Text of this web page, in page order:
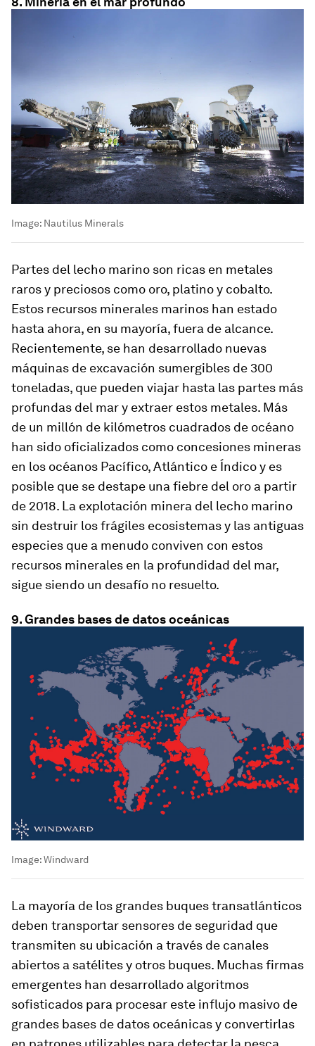
Image: Nautilus Minerals
Partes del lecho marino son ricas en metales
raros y preciosos como oro, platino y cobalto.
Estos recursos minerales marinos han estado
hasta ahora, en su mayoría, fuera de alcance.
Recientemente, se han desarrollado nuevas
máquinas de excavación sumergibles de 300
toneladas, que pueden viajar hasta las partes más
profundas del mar y extraer estos metales. Más
de un millón de kilómetros cuadrados de océano
han sido oficializados como concesiones mineras
en los océanos Pacífico, Atlántico e Índico y es
posible que se destape una fiebre del oro a partir
de 2018. La explotación minera del lecho marino
sin destruir los frágiles ecosistemas y las antiguas
especies que a menudo conviven con estos
recursos minerales en la profundidad del mar,
sigue siendo un desafío no resuelto.
9. Grandes bases de datos oceánicas
Image:Windward
La mayoría de los grandes buques transatlánticos
deben transportar sensores de seguridad que
transmiten su ubicación a través de canales
abiertos a satélites y otros buques. Muchas firmas
emergentes han desarrollado algoritmos
sofisticados para procesar este influjo masivo de
grandes bases de datos oceánicas y convertirlas